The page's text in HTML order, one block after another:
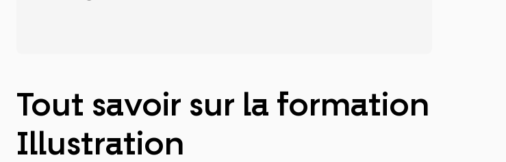
Tout savoir sur la formation
Illustration